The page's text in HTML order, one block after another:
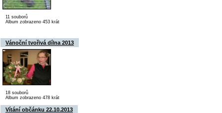
11 souborů
Album zobrazeno 453 krát
Vánoční tvořivá dílna 2013
18 souborů
Album zobrazeno 478 krát
Vítání občánku 22.10.2013